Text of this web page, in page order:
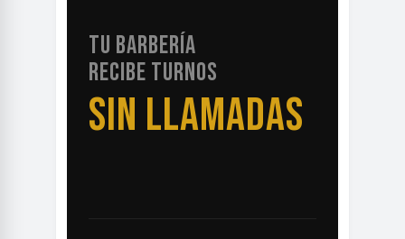
TU BARBERÍA
RECIBE TURNOS
SIN LLAMADAS